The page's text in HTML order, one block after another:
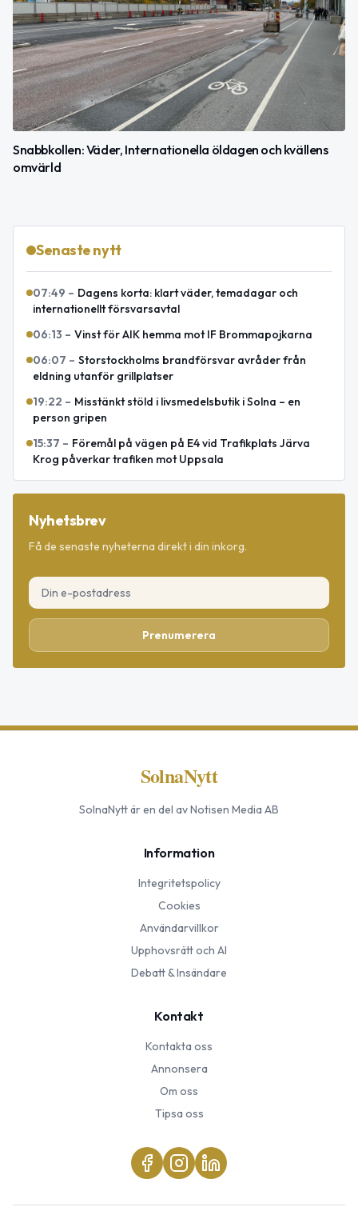
Snabbkollen: Väder, Internationella öldagen och kvällens
omvärld
Senaste nytt
07:49 – Dagens korta: klart väder, temadagar och
internationellt försvarsavtal
06:13 – Vinst för AIK hemma mot IF Brommapojkarna
06:07 – Storstockholms brandförsvar avråder från
eldning utanför grillplatser
19:22 – Misstänkt stöld i livsmedelsbutik i Solna – en
person gripen
15:37 – Föremål på vägen på E4 vid Trafikplats Järva
Krog påverkar trafiken mot Uppsala
Nyhetsbrev
Få de senaste nyheterna direkt i din inkorg.
Prenumerera
SolnaNytt
SolnaNyttär en del av Notisen Media AB
Information
Integritetspolicy
Cookies
Användarvillkor
Upphovsrätt och AI
Debatt & Insändare
Kontakt
Kontakta oss
Annonsera
Om oss
Tipsa oss